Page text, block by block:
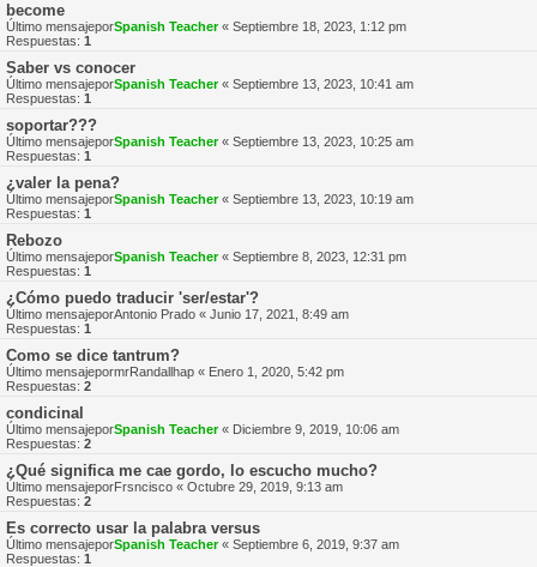
become
Último mensajeporSpanish Teacher« Septiembre 18, 2023, 1:12 pm
Respuestas: 1
Saber vs conocer
Último mensajeporSpanish Teacher« Septiembre 13, 2023, 10:41 am
Respuestas: 1
soportar???
Último mensajeporSpanish Teacher« Septiembre 13, 2023, 10:25 am
Respuestas: 1
¿valer la pena?
Último mensajeporSpanish Teacher« Septiembre 13, 2023, 10:19 am
Respuestas: 1
Rebozo
Último mensajeporSpanish Teacher« Septiembre 8, 2023, 12:31 pm
Respuestas: 1
¿Cómo puedo traducir 'ser/estar'?
Último mensajeporAntonio Prado « Junio 17, 2021, 8:49 am
Respuestas: 1
Como se dice tantrum?
Último mensajepormrRandallhap « Enero 1, 2020, 5:42 pm
Respuestas: 2
condicinal
Último mensajeporSpanish Teacher« Diciembre 9, 2019, 10:06 am
Respuestas: 2
¿Qué significa me cae gordo, lo escucho mucho?
Último mensajeporFrsncisco « Octubre 29, 2019, 9:13 am
Respuestas: 2
Es correcto usar la palabra versus
Último mensajeporSpanish Teacher« Septiembre 6, 2019, 9:37 am
Respuestas: 1